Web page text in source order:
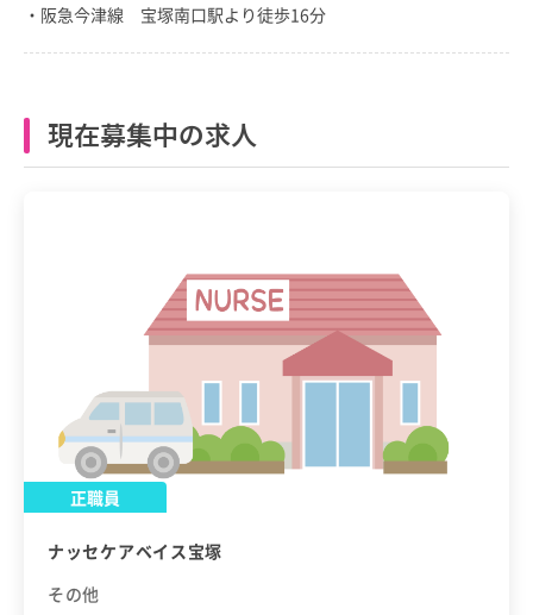
・阪急今津線 宝塚南口駅より徒歩16分
現在募集中の求人
正職員
ナッセケアベイス宝塚
その他